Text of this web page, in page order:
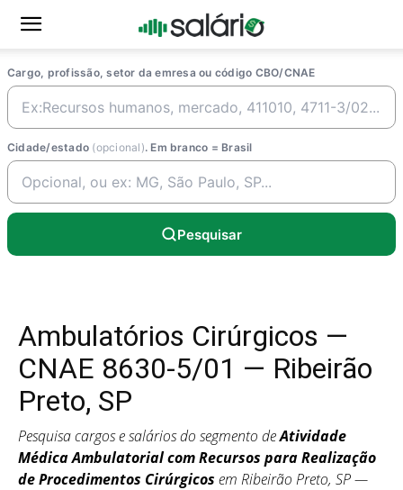
Cargo, profissão, setor da emresa ou código CBO/CNAE
Cidade/estado (opcional). Em branco = Brasil
Pesquisar
Ambulatórios Cirúrgicos —
CNAE 8630-5/01 — Ribeirão
Preto, SP
Pesquisa cargos e salários do segmento deAtividade
Médica Ambulatorial com Recursos para Realização
de Procedimentos Cirúrgicos em Ribeirão Preto, SP —